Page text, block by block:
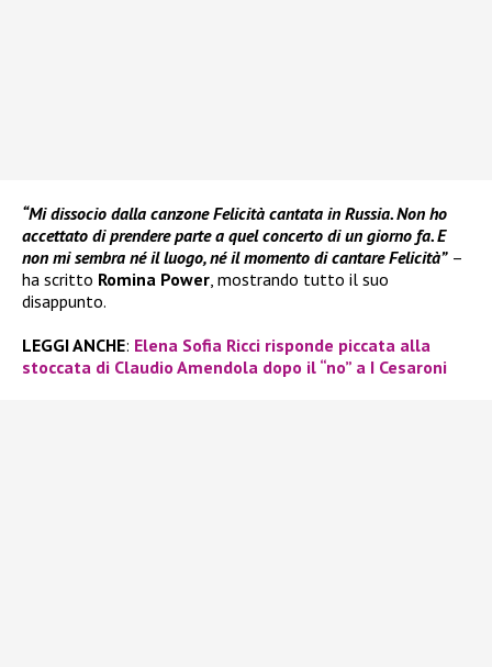
“Mi dissocio dalla canzone Felicità cantata in Russia. Non ho
accettato di prendere parte a quel concerto di un giorno fa. E
non mi sembra né il luogo, né il momento di cantare Felicità” –
ha scritto Romina Power, mostrando tutto il suo
disappunto.
LEGGI ANCHE: Elena Sofia Ricci risponde piccata alla
stoccata di Claudio Amendola dopo il “no” a I Cesaroni